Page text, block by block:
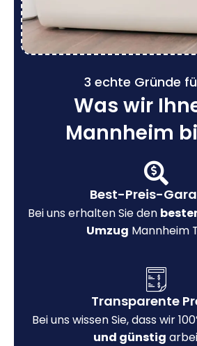
3 echte Gründe
Was wir
Mannheim
Best-Preis-
Bei uns erhalten Sie den
Umzug Mannheim
Transparente
Bei uns wissen Sie, dass wir
und günstig